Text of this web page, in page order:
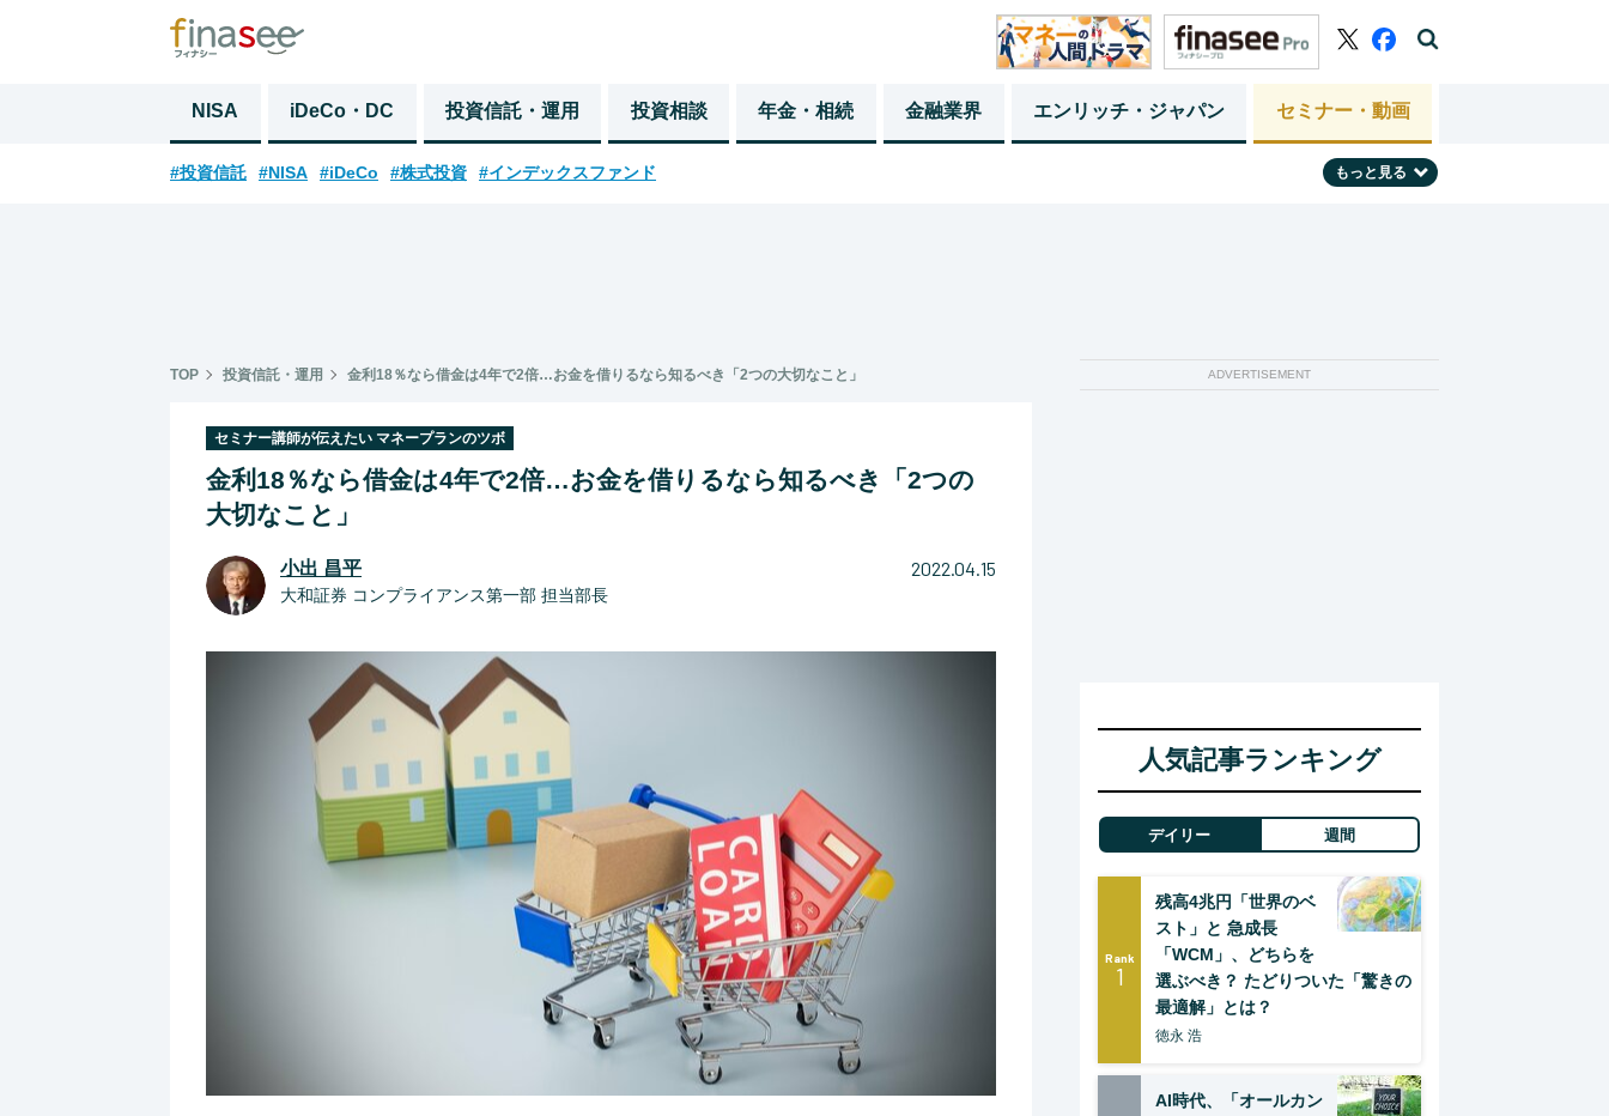
NISA iDeCo・DC 投資信託・運用 投資相談 年金・相続 金融業界 エンリッチ・ジャパン セミナー・動画
#投資信託 #NISA #iDeCo #株式投資 #インデックスファンド もっと見る
TOP 投資信託・運用 金利18％なら借金は4年で2倍…お金を借りるなら知るべき「2つの大切なこと」
セミナー講師が伝えたい マネープランのツボ
金利18％なら借金は4年で2倍…お金を借りるなら知るべき「2つの
大切なこと」
小出 昌平
大和証券 コンプライアンス第一部 担当部長
2022.04.15
ADVERTISEMENT
人気記事ランキング
デイリー 週間
Rank
1
残高4兆円「世界のベ
スト」と 急成長
「WCM」、どちらを
選ぶべき？ たどりついた「驚きの
最適解」とは？
徳永 浩
AI時代、「オールカン